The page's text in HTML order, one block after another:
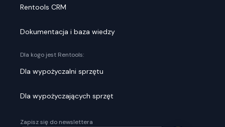
Rentools CRM
Dokumentacja i baza wiedzy
Dla kogo jest Rentools:
Dla wypożyczalni sprzętu
Dla wypożyczających sprzęt
Zapisz się do newslettera